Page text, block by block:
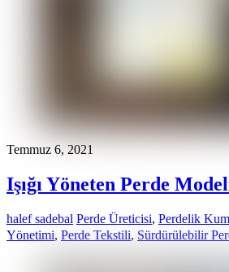
Temmuz 6, 2021
Işığı Yöneten Perde
halef sadebal Perde Üreticisi, Perdelik
Yönetimi, Perde Tekstili, Sürdürülebilir